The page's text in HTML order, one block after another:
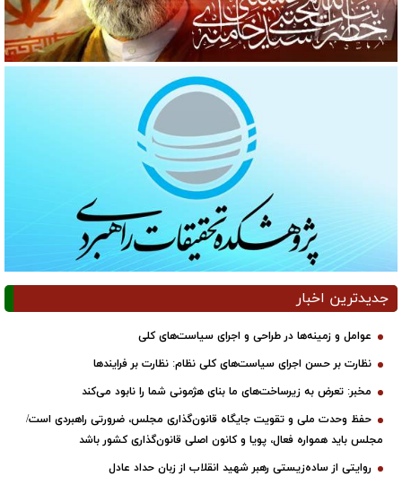
جدیدترین اخبار
عوامل و زمینه‌ها در طراحی و اجرای سیاست‌های کلی
نظارت بر حسن اجرای سیاست‌های کلی نظام: نظارت بر فرایندها
مخبر: تعرض به زیرساخت‌های ما بنای هژمونی شما را نابود می‌کند
حفظ وحدت ملی و تقویت جایگاه قانون‌گذاری مجلس، ضرورتی راهبردی است/
مجلس باید همواره فعال، پویا و کانون اصلی قانون‌گذاری کشور باشد
روایتی از ساده‌زیستی رهبر شهید انقلاب از زبان حداد عادل